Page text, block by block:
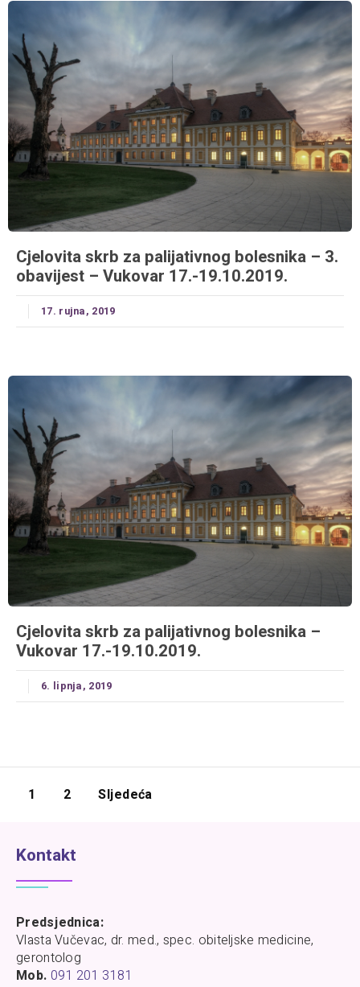
Cjelovita skrb za palijativnog bolesnika – 3.
obavijest – Vukovar 17.-19.10.2019.
17. rujna, 2019
Cjelovita skrb za palijativnog bolesnika –
Vukovar 17.-19.10.2019.
6. lipnja, 2019
1 2 Sljedeća
Kontakt
Predsjednica:
Vlasta Vučevac, dr. med., spec. obiteljske medicine,
gerontolog
Mob. 091 201 3181